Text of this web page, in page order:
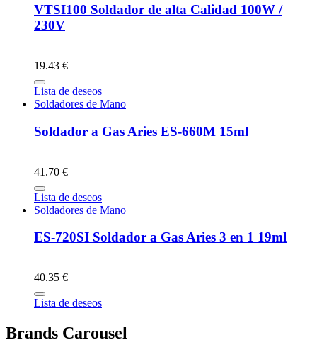
VTSI100 Soldador de alta Calidad 100W /
230V
19.43 €
Lista de deseos
Soldadores de Mano
Soldador a Gas Aries ES-660M 15ml
41.70 €
Lista de deseos
Soldadores de Mano
ES-720SI Soldador a Gas Aries 3 en 1 19ml
40.35 €
Lista de deseos
Brands Carousel